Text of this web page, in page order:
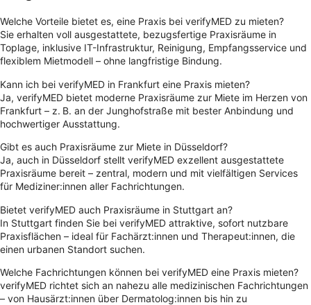
Welche Vorteile bietet es, eine Praxis bei verifyMED zu mieten?
Sie erhalten voll ausgestattete, bezugsfertige Praxisräume in
Toplage, inklusive IT-Infrastruktur, Reinigung, Empfangsservice und
flexiblem Mietmodell – ohne langfristige Bindung.
Kann ich bei verifyMED in Frankfurt eine Praxis mieten?
Ja, verifyMED bietet moderne Praxisräume zur Miete im Herzen von
Frankfurt – z. B. an der Junghofstraße mit bester Anbindung und
hochwertiger Ausstattung.
Gibt es auch Praxisräume zur Miete in Düsseldorf?
Ja, auch in Düsseldorf stellt verifyMED exzellent ausgestattete
Praxisräume bereit – zentral, modern und mit vielfältigen Services
für Mediziner:innen aller Fachrichtungen.
Bietet verifyMED auch Praxisräume in Stuttgart an?
In Stuttgart finden Sie bei verifyMED attraktive, sofort nutzbare
Praxisflächen – ideal für Fachärzt:innen und Therapeut:innen, die
einen urbanen Standort suchen.
Welche Fachrichtungen können bei verifyMED eine Praxis mieten?
verifyMED richtet sich an nahezu alle medizinischen Fachrichtungen
– von Hausärzt:innen über Dermatolog:innen bis hin zu